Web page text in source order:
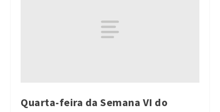
Quarta-feira da Semana VI do